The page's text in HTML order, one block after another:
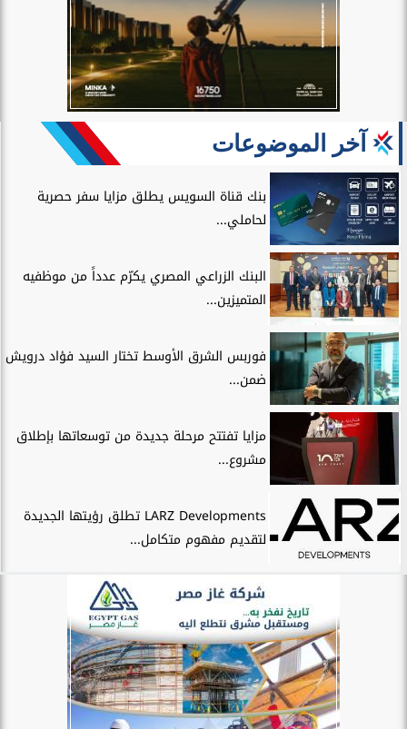
آخر الموضوعات
بنك قناة السويس يطلق مزايا سفر حصرية
لحاملي...
البنك الزراعي المصري يكرّم عدداً من موظفيه
المتميزين...
فوربس الشرق الأوسط تختار السيد فؤاد درويش
ضمن...
مزايا تفتتح مرحلة جديدة من توسعاتها بإطلاق
مشروع...
LARZ Developments تطلق رؤيتها الجديدة
لتقديم مفهوم متكامل...